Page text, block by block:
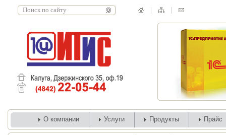
О компании Услуги Продукты Прайс